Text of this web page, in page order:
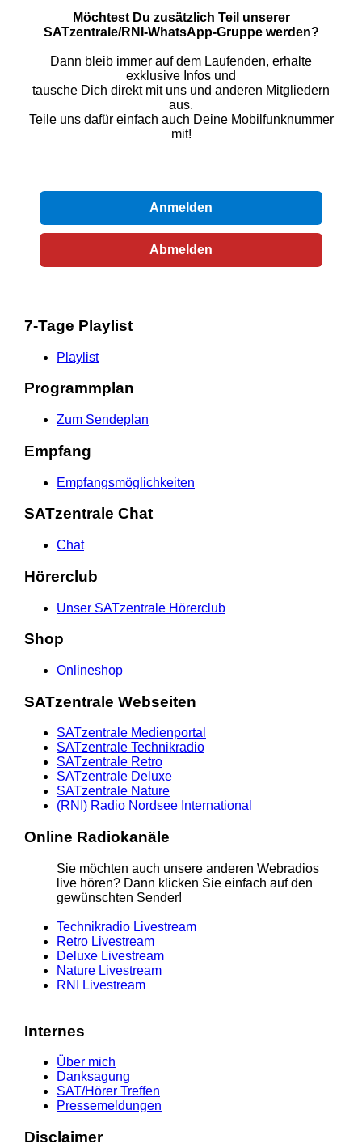
Möchtest Du zusätzlich Teil unserer
SATzentrale/RNI-WhatsApp-Gruppe werden?
Dann bleib immer auf dem Laufenden, erhalte
exklusive Infos und
tausche Dich direkt mit uns und anderen Mitgliedern
aus.
Teile uns dafür einfach auch Deine Mobilfunknummer
mit!
Anmelden
Abmelden
7-Tage Playlist
Playlist
Programmplan
Zum Sendeplan
Empfang
Empfangsmöglichkeiten
SATzentrale Chat
Chat
Hörerclub
Unser SATzentrale Hörerclub
Shop
Onlineshop
SATzentrale Webseiten
SATzentrale Medienportal
SATzentrale Technikradio
SATzentrale Retro
SATzentrale Deluxe
SATzentrale Nature
(RNI) Radio Nordsee International
Online Radiokanäle
Sie möchten auch unsere anderen Webradios
live hören? Dann klicken Sie einfach auf den
gewünschten Sender!
Technikradio Livestream
Retro Livestream
Deluxe Livestream
Nature Livestream
RNI Livestream
Internes
Über mich
Danksagung
SAT/Hörer Treffen
Pressemeldungen
Disclaimer